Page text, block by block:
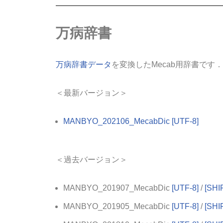
万病辞書
万病辞書データ を変換したMecab用辞書です．
＜最新バージョン＞
MANBYO_202106_MecabDic [UTF-8]
＜過去バージョン＞
MANBYO_201907_MecabDic [UTF-8] /
MANBYO_201905_MecabDic [UTF-8] /